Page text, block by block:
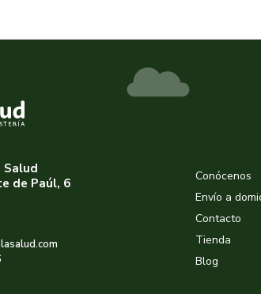
Salud
de Paúl, 6
Conócenos
Envío a
Contacto
Tienda
Blog